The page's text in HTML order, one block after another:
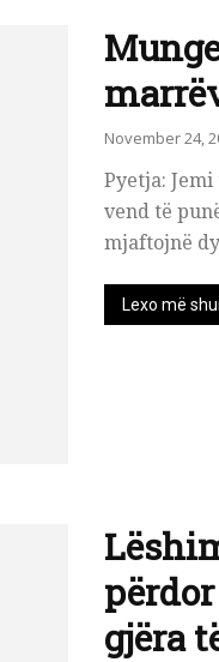
November 24,
Pyetja:
vend të
mjaftojnë
Lexo më
gjëra